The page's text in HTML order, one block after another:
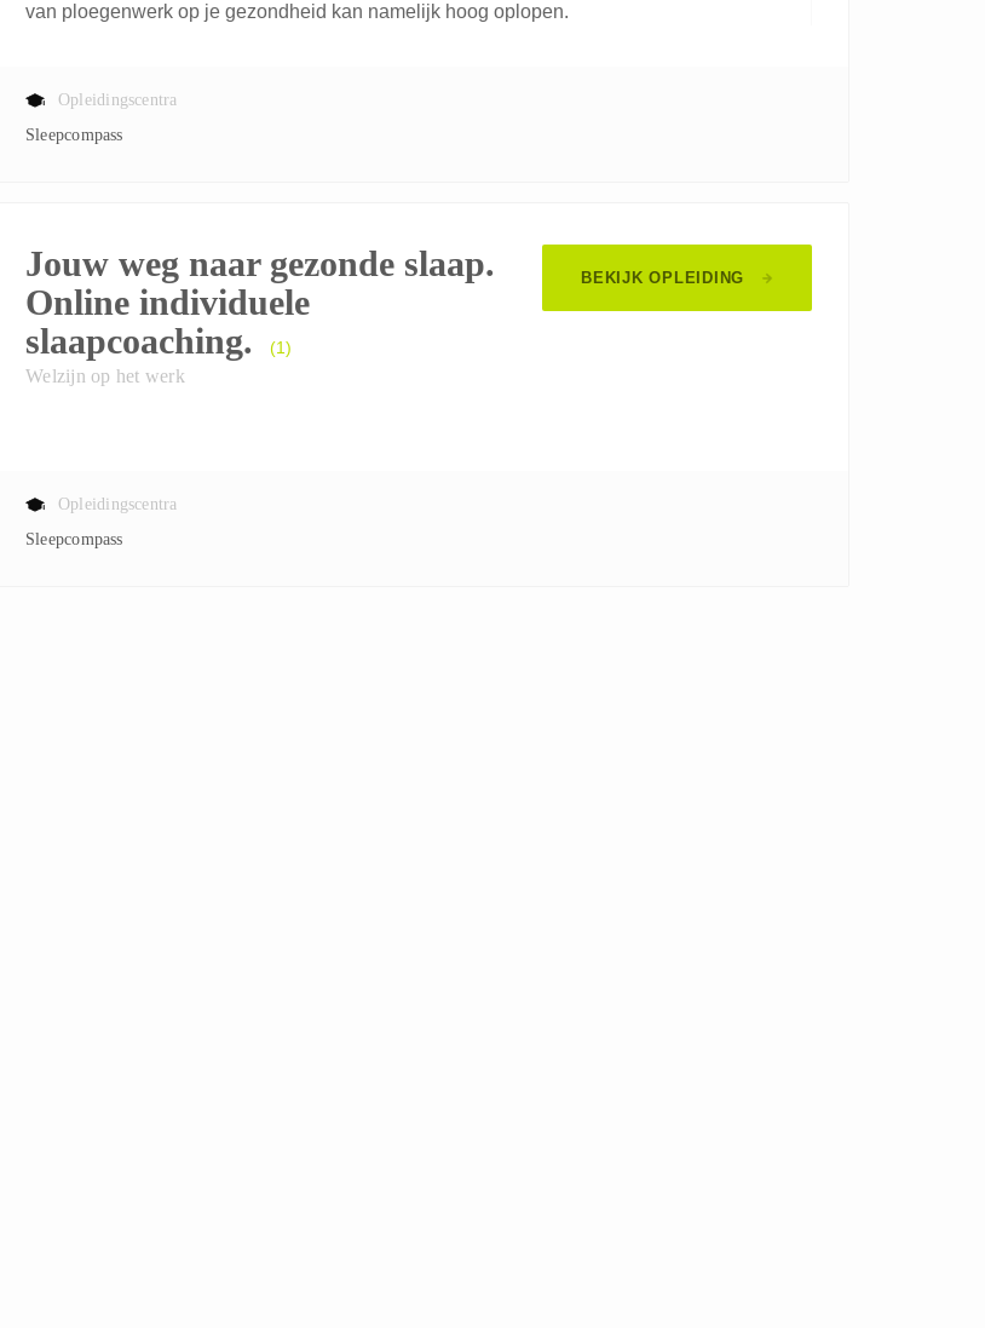
van ploegenwerk op je gezondheid kan namelijk hoog oplopen.
Opleidingscentra
Sleepcompass
BEKIJK OPLEIDING
Jouw weg naar gezonde slaap.
Online individuele
slaapcoaching.
(1)
Welzijn op het werk
Opleidingscentra
Sleepcompass